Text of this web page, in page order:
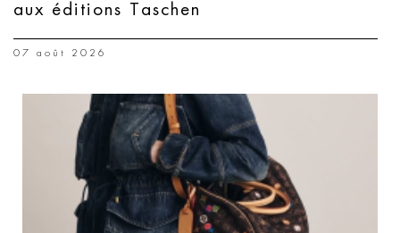
aux éditions Taschen
07 août 2026